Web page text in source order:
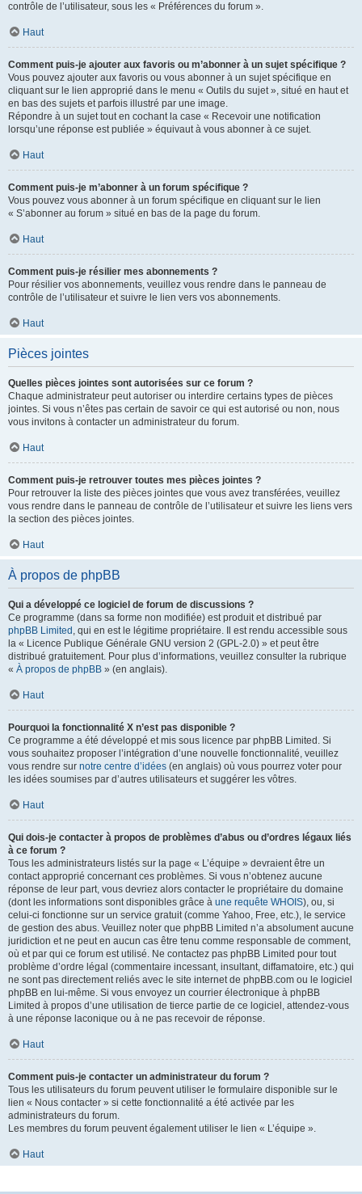
contrôle de l’utilisateur, sous les « Préférences du forum ».
Haut
Comment puis-je ajouter aux favoris ou m’abonner à un sujet spécifique ?
Vous pouvez ajouter aux favoris ou vous abonner à un sujet spécifique en
cliquant sur le lien approprié dans le menu « Outils du sujet », situé en haut et
en bas des sujets et parfois illustré par une image.
Répondre à un sujet tout en cochant la case « Recevoir une notification
lorsqu’une réponse est publiée » équivaut à vous abonner à ce sujet.
Haut
Comment puis-je m’abonner à un forum spécifique ?
Vous pouvez vous abonner à un forum spécifique en cliquant sur le lien
« S’abonner au forum » situé en bas de la page du forum.
Haut
Comment puis-je résilier mes abonnements ?
Pour résilier vos abonnements, veuillez vous rendre dans le panneau de
contrôle de l’utilisateur et suivre le lien vers vos abonnements.
Haut
Pièces jointes
Quelles pièces jointes sont autorisées sur ce forum ?
Chaque administrateur peut autoriser ou interdire certains types de pièces
jointes. Si vous n’êtes pas certain de savoir ce qui est autorisé ou non, nous
vous invitons à contacter un administrateur du forum.
Haut
Comment puis-je retrouver toutes mes pièces jointes ?
Pour retrouver la liste des pièces jointes que vous avez transférées, veuillez
vous rendre dans le panneau de contrôle de l’utilisateur et suivre les liens vers
la section des pièces jointes.
Haut
À propos de phpBB
Qui a développé ce logiciel de forum de discussions ?
Ce programme (dans sa forme non modifiée) est produit et distribué par
phpBB Limited , qui en est le légitime propriétaire. Il est rendu accessible sous
la « Licence Publique Générale GNU version 2 (GPL-2.0) » et peut être
distribué gratuitement. Pour plus d’informations, veuillez consulter la rubrique
« À propos de phpBB » (en anglais).
Haut
Pourquoi la fonctionnalité X n’est pas disponible ?
Ce programme a été développé et mis sous licence par phpBB Limited. Si
vous souhaitez proposer l’intégration d’une nouvelle fonctionnalité, veuillez
vous rendre sur notre centre d’idées (en anglais) où vous pourrez voter pour
les idées soumises par d’autres utilisateurs et suggérer les vôtres.
Haut
Qui dois-je contacter à propos de problèmes d’abus ou d’ordres légaux liés
à ce forum ?
Tous les administrateurs listés sur la page « L’équipe » devraient être un
contact approprié concernant ces problèmes. Si vous n’obtenez aucune
réponse de leur part, vous devriez alors contacter le propriétaire du domaine
(dont les informations sont disponibles grâce à une requête WHOIS), ou, si
celui-ci fonctionne sur un service gratuit (comme Yahoo, Free, etc.), le service
de gestion des abus. Veuillez noter que phpBB Limited n’a absolument aucune
juridiction et ne peut en aucun cas être tenu comme responsable de comment,
où et par qui ce forum est utilisé. Ne contactez pas phpBB Limited pour tout
problème d’ordre légal (commentaire incessant, insultant, diffamatoire, etc.) qui
ne sont pas directement reliés avec le site internet de phpBB.com ou le logiciel
phpBB en lui-même. Si vous envoyez un courrier électronique à phpBB
Limited à propos d’une utilisation de tierce partie de ce logiciel, attendez-vous
à une réponse laconique ou à ne pas recevoir de réponse.
Haut
Comment puis-je contacter un administrateur du forum ?
Tous les utilisateurs du forum peuvent utiliser le formulaire disponible sur le
lien « Nous contacter » si cette fonctionnalité a été activée par les
administrateurs du forum.
Les membres du forum peuvent également utiliser le lien « L’équipe ».
Haut